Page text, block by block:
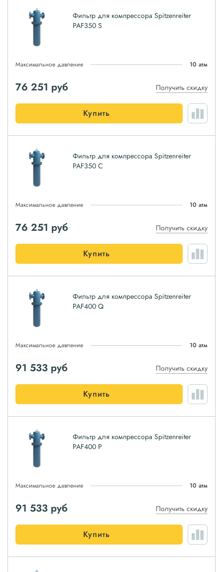
Фильтр для компрессора Spitzenreiter
PAF350 S
Максимальное давление 10 атм
76 251 руб Получить скидку
Купить
Фильтр для компрессора Spitzenreiter
PAF350 C
Максимальное давление 10 атм
76 251 руб Получить скидку
Купить
Фильтр для компрессора Spitzenreiter
PAF400 Q
Максимальное давление 10 атм
91 533 руб Получить скидку
Купить
Фильтр для компрессора Spitzenreiter
PAF400 P
Максимальное давление 10 атм
91 533 руб Получить скидку
Купить